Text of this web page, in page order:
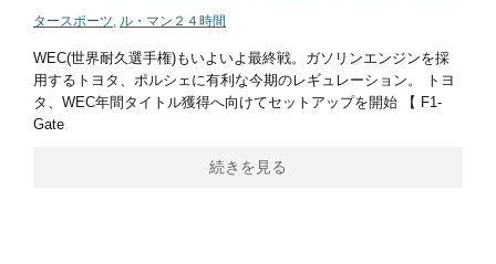
タースポーツ, ル・マン２４時間
WEC(世界耐久選手権)もいよいよ最終戦。ガソリンエンジンを採
用するトヨタ、ポルシェに有利な今期のレギュレーション。 トヨ
タ、WEC年間タイトル獲得へ向けてセットアップを開始 【 F1-
Gate
続きを見る